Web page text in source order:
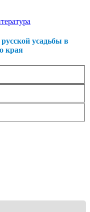
усадьбы в
края